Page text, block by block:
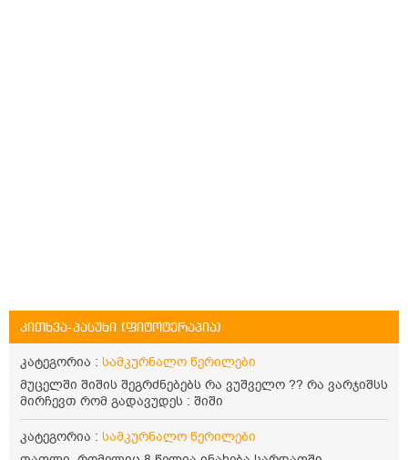
კითხვა-პასუხი (ფიტოტერაპია)
კატეგორია : სამკურნალო წერილები
მუცელში შიშის შეგრძნებებს რა ვუშველო ?? რა ვარჯიშსს
მირჩევთ რომ გადავუდეს : შიში
კატეგორია : სამკურნალო წერილები